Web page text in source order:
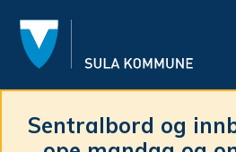
u
l
Sentralbord og